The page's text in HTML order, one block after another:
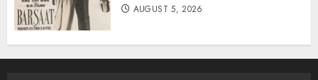
AUGUST 5, 2026